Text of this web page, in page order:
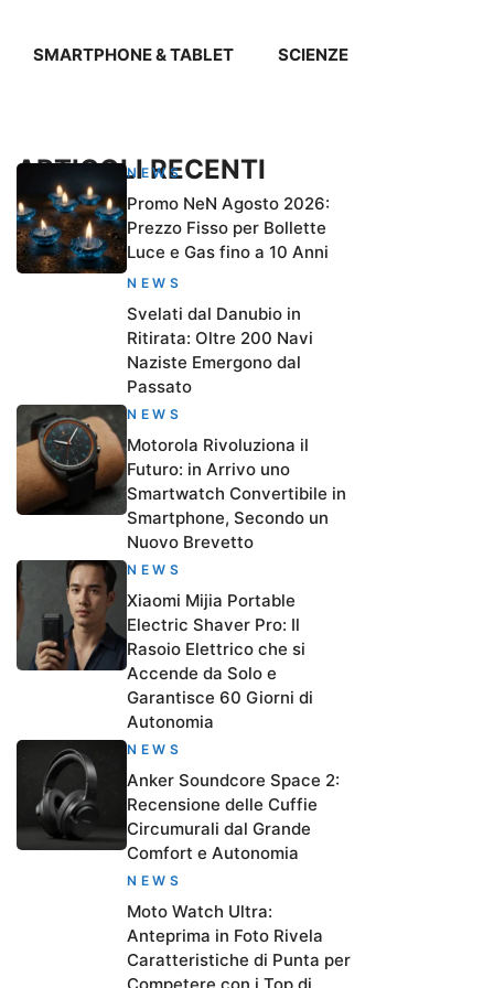
SMARTPHONE & TABLET SCIENZE
ARTICOLI RECENTI
NEWS
Promo NeN Agosto 2026:
Prezzo Fisso per Bollette
Luce e Gas fino a 10 Anni
NEWS
Svelati dal Danubio in
Ritirata: Oltre 200 Navi
Naziste Emergono dal
Passato
NEWS
Motorola Rivoluziona il
Futuro: in Arrivo uno
Smartwatch Convertibile in
Smartphone, Secondo un
Nuovo Brevetto
NEWS
Xiaomi Mijia Portable
Electric Shaver Pro: Il
Rasoio Elettrico che si
Accende da Solo e
Garantisce 60 Giorni di
Autonomia
NEWS
Anker Soundcore Space 2:
Recensione delle Cuffie
Circumurali dal Grande
Comfort e Autonomia
NEWS
Moto Watch Ultra:
Anteprima in Foto Rivela
Caratteristiche di Punta per